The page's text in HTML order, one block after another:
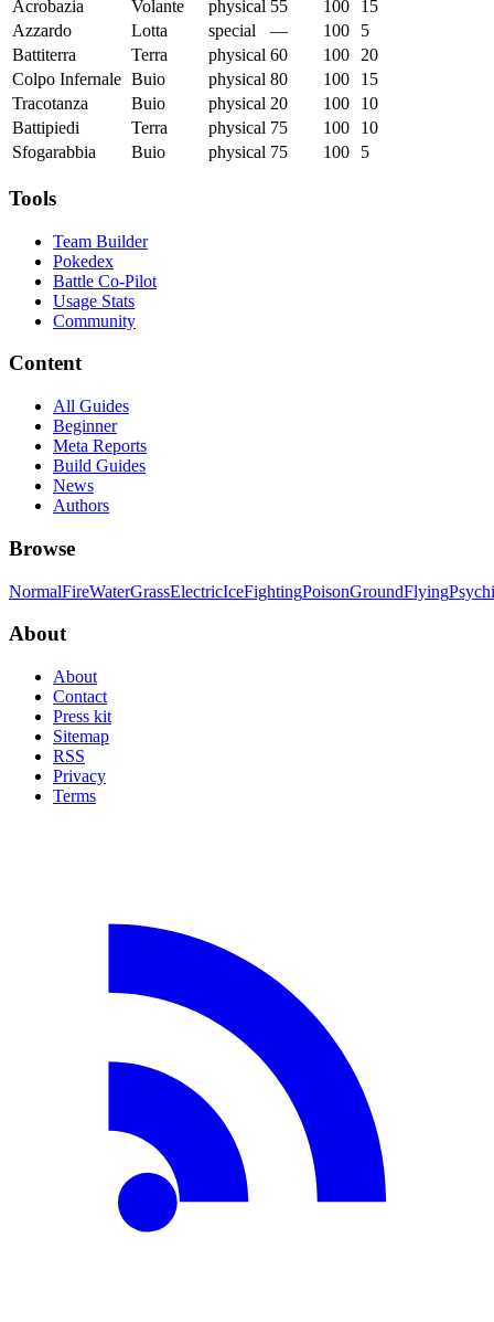
Acrobazia Volante physical 55 100
15
Azzardo
Lotta special — 100
5
Battiterra
Terra physical 60 100
20
Colpo Infernale Buio physical 80 100
15
Tracotanza
Buio physical 20 100
10
Battipiedi
Terra physical 75 100
10
Sfogarabbia
Buio physical 75 100 5
Tools
Team Builder
Pokedex
Battle Co-Pilot
Usage Stats
Community
Content
All Guides
Beginner
Meta Reports
Build Guides
News
Authors
Browse
NormalFireWaterGrassElectricIceFightingPoisonGroundFlying
About
About
Contact
Press kit
Sitemap
RSS
Privacy
Terms